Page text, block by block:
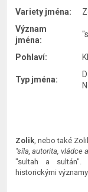
Variety jména:
Význam
jména:
Pohlaví:
Typ jména:
Zolik, nebo také
"síla, autorita, vládce
"sultah a
historickými